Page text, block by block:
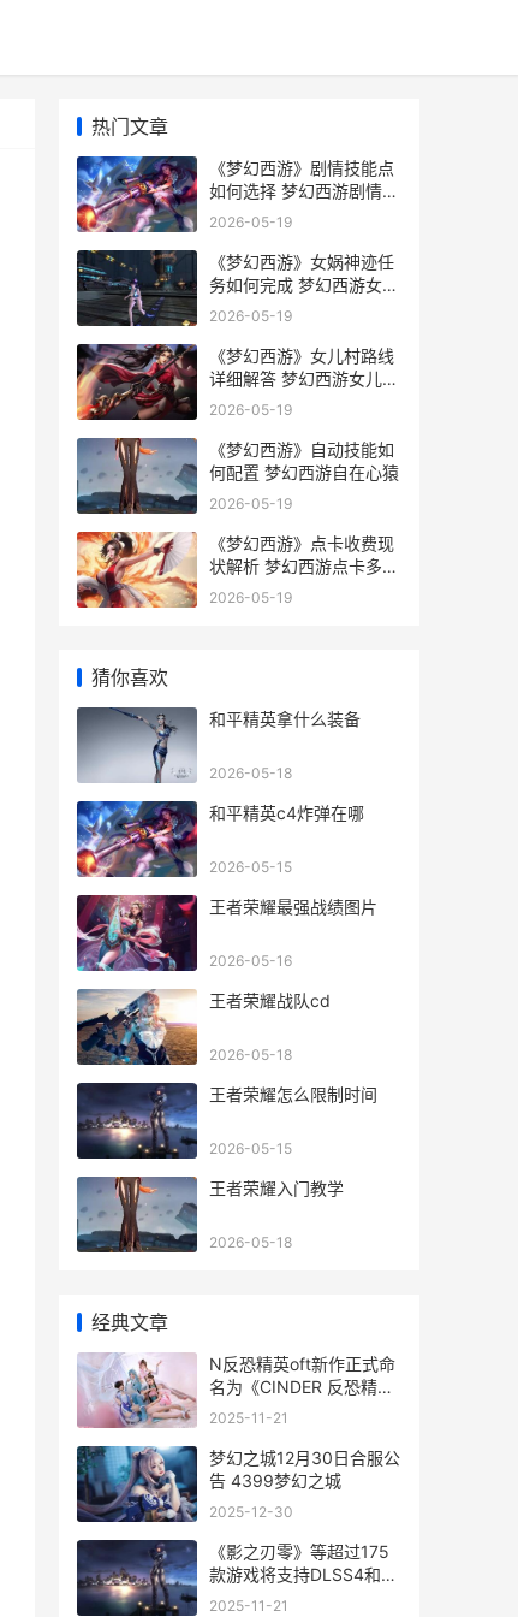
热门文章
《梦幻西游》剧情技能点
如何选择 梦幻西游剧情点
获得剧情点表
2026-05-19
《梦幻西游》女娲神迹任
务如何完成 梦幻西游女儿
村怎么加点
2026-05-19
《梦幻西游》女儿村路线
详细解答 梦幻西游女儿村
怎么加点
2026-05-19
《梦幻西游》自动技能如
何配置 梦幻西游自在心猿
2026-05-19
《梦幻西游》点卡收费现
状解析 梦幻西游点卡多少
钱一小时
2026-05-19
猜你喜欢
和平精英拿什么装备
2026-05-18
和平精英c4炸弹在哪
2026-05-15
王者荣耀最强战绩图片
2026-05-16
王者荣耀战队cd
2026-05-18
王者荣耀怎么限制时间
2026-05-15
王者荣耀入门教学
2026-05-18
经典文章
N反恐精英oft新作正式命
名为《CINDER 反恐精英
2020
2025-11-21
梦幻之城12月30日合服公
告 4399梦幻之城
2025-12-30
《影之刃零》等超过175
款游戏将支持DLSS4和光
线追踪 影之刃 sl
2025-11-21